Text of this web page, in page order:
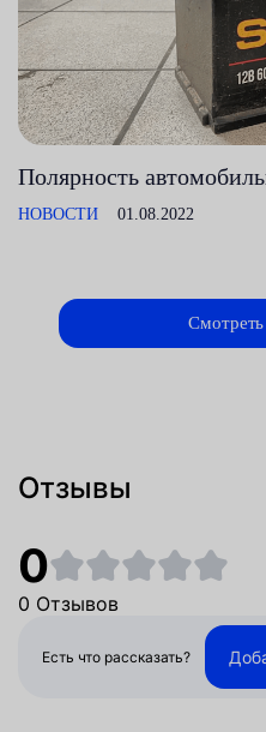
Полярность
НОВОСТИ 01.08.2022
Смотреть
Отзывы
0
0 Отзывов
Есть что рассказать?